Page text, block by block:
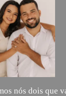
nós dois que